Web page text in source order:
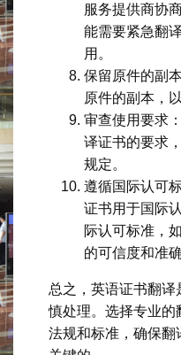
服务提供商协
能需要紧急翻
用。
保留原件的副
原件的副本，
审查使用要求
译证书的要求
规定。
遵循国际认可
证书用于国际
际认可标准，
的可信度和准确
总之，英语证书翻
慎处理。选择专业的
法规和标准，确保翻